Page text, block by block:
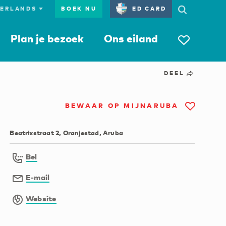
BOEK NU ED CARD
Plan je bezoek Ons eiland
DEEL
BEWAAR OP MIJNARUBA
Beatrixstraat 2, Oranjestad, Aruba
Bel
E-mail
Website